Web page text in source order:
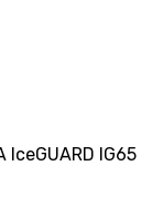
IceGUARD IG65